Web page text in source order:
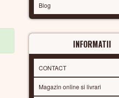
Blog
INFORMATII
CONTACT
Magazin online si livrari